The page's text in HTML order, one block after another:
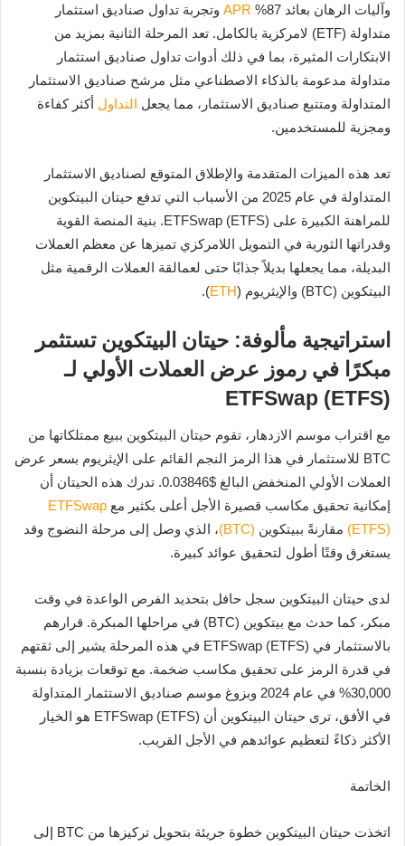
وآليات الرهان بعائد 87% APR وتجربة تداول صناديق استثمار
متداولة (ETF) لامركزية بالكامل. تعد المرحلة الثانية بمزيد من
الابتكارات المثيرة، بما في ذلك أدوات تداول صناديق استثمار
متداولة مدعومة بالذكاء الاصطناعي مثل مرشح صناديق الاستثمار
المتداولة ومتتبع صناديق الاستثمار، مما يجعل التداول أكثر كفاءة
ومجزية للمستخدمين.
تعد هذه الميزات المتقدمة والإطلاق المتوقع لصناديق الاستثمار
المتداولة في عام 2025 من الأسباب التي تدفع حيتان البيتكوين
للمراهنة الكبيرة على ETFSwap (ETFS). بنية المنصة القوية
وقدراتها الثورية في التمويل اللامركزي تميزها عن معظم العملات
البديلة، مما يجعلها بديلاً جذابًا حتى لعمالقة العملات الرقمية مثل
البيتكوين (BTC) والإيثريوم (
ETH
).
استراتيجية مألوفة: حيتان البيتكوين تستثمر
مبكرًا في رموز عرض العملات الأولي لـ
ETFSwap (ETFS)
مع اقتراب موسم الازدهار، تقوم حيتان البيتكوين ببيع ممتلكاتها من
BTC للاستثمار في هذا الرمز النجم القائم على الإيثريوم بسعر عرض
العملات الأولي المنخفض البالغ $0.03846. تدرك هذه الحيتان أن
إمكانية تحقيق مكاسب قصيرة الأجل أعلى بكثير مع ETFSwap
(ETFS) مقارنةً ببيتكوين (BTC)
، الذي وصل إلى مرحلة النضوج وقد
يستغرق وقتًا أطول لتحقيق عوائد كبيرة.
لدى حيتان البيتكوين سجل حافل بتحديد الفرص الواعدة في وقت
مبكر، كما حدث مع بيتكوين (BTC) في مراحلها المبكرة. قرارهم
بالاستثمار في ETFSwap (ETFS) في هذه المرحلة يشير إلى ثقتهم
في قدرة الرمز على تحقيق مكاسب ضخمة. مع توقعات بزيادة بنسبة
30,000% في عام 2024 وبزوغ موسم صناديق الاستثمار المتداولة
في الأفق، ترى حيتان البيتكوين أن ETFSwap (ETFS) هو الخيار
الأكثر ذكاءً لتعظيم عوائدهم في الأجل القريب.
الخاتمة
اتخذت حيتان البيتكوين خطوة جريئة بتحويل تركيزها من BTC إلى